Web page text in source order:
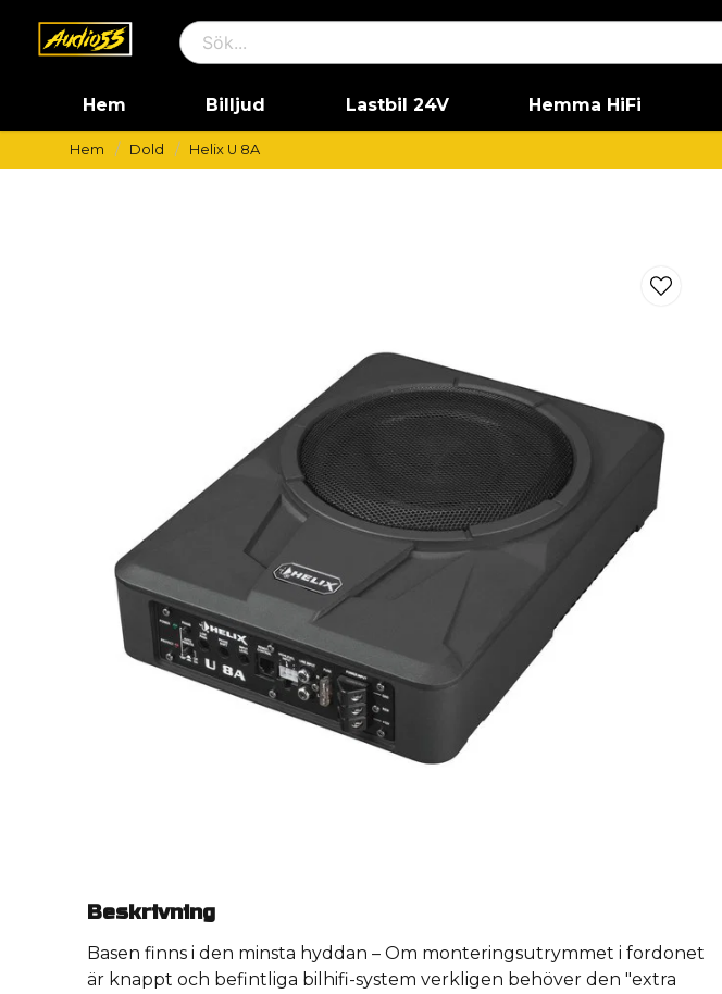
Hem Billjud Lastbil 24V Hemma HiFi
Hem Dold Helix U 8A
Beskrivning
Basen finns i den minsta hyddan – Om monteringsutrymmet i fordonet
är knappt och befintliga bilhifi-system verkligen behöver den "extra